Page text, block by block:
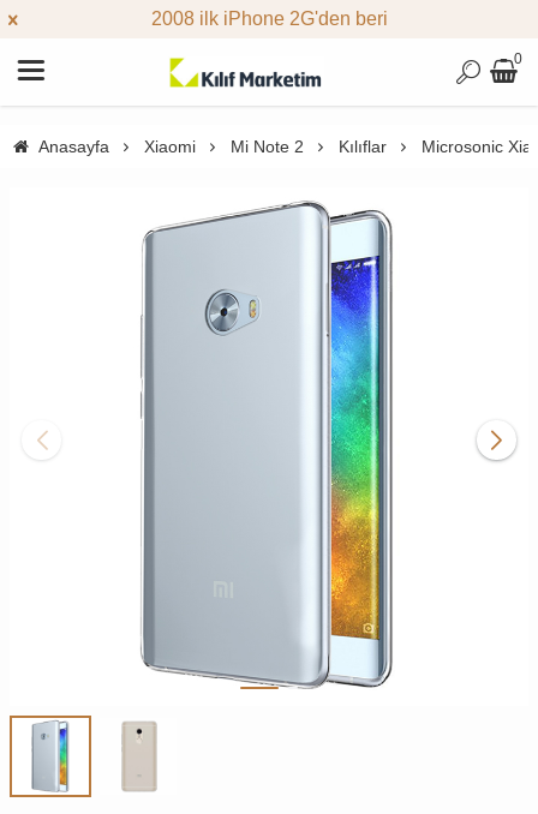
2008 ilk iPhone 2G'den beri
0
Anasayfa Xiaomi Mi Note 2 Kılıflar Microsonic